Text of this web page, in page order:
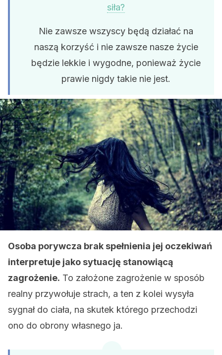
siła?
Nie zawsze wszyscy będą działać na
naszą korzyść i nie zawsze nasze życie
będzie lekkie i wygodne, ponieważ życie
prawie nigdy takie nie jest.
Osoba porywcza brak spełnienia jej oczekiwań
interpretuje jako sytuację stanowiącą
zagrożenie. To założone zagrożenie w sposób
realny przywołuje strach, a ten z kolei wysyła
sygnał do ciała, na skutek którego przechodzi
ono do obrony własnego ja.